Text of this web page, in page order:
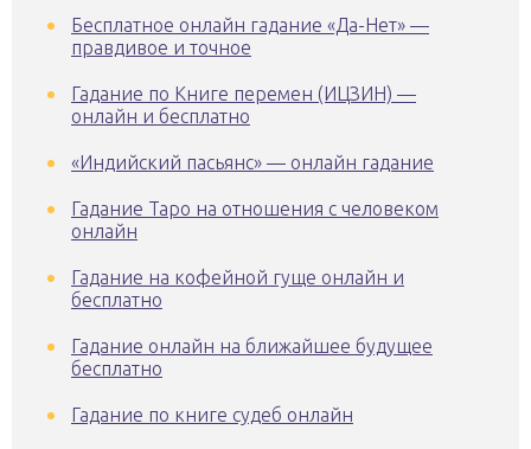
Бесплатное онлайн гадание «Да-Нет» —
правдивое и точное
Гадание по Книге перемен (ИЦЗИН) —
онлайн и бесплатно
«Индийский пасьянс» — онлайн гадание
Гадание Таро на отношения с человеком
онлайн
Гадание на кофейной гуще онлайн и
бесплатно
Гадание онлайн на ближайшее будущее
бесплатно
Гадание по книге судеб онлайн